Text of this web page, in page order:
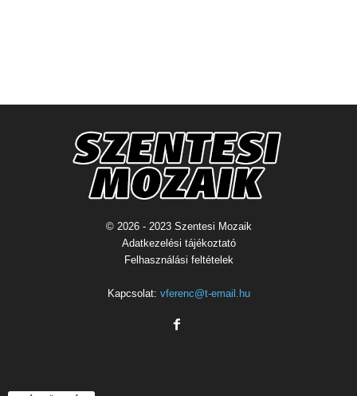
© 2026 - 2023 Szentesi Mozaik
Adatkezelési tájékoztató
Felhasználási feltételek
Kapcsolat: vferenc@t-email.hu